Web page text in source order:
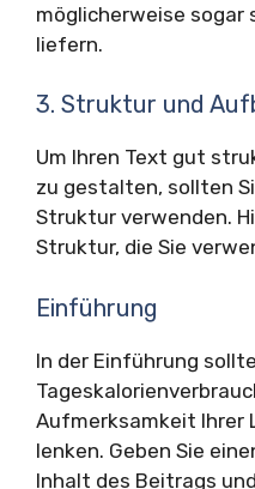
möglicherweise sogar
liefern.
3. Struktur und
Um Ihren Text gut
zu gestalten, sollten
Struktur verwenden.
Struktur, die Sie
Einführung
In der Einführung
Aufmerksamkeit Ihrer
lenken. Geben Sie
Inhalt des Beitrags